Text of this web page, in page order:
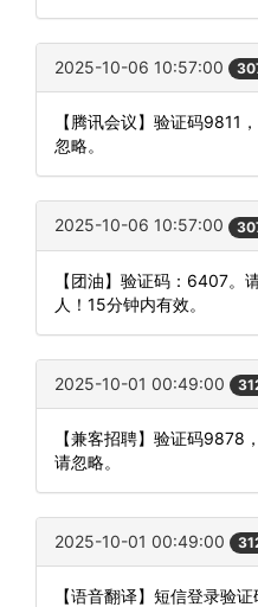
2025-10-06 10:57:00
【腾讯会议】验证码9811
忽略。
2025-10-06 10:57:00
【团油】验证码：6407。
人！15分钟内有效。
2025-10-01 00:49:00
【兼客招聘】验证码9878
请忽略。
2025-10-01 00:49:00
【语音翻译】短信登录验